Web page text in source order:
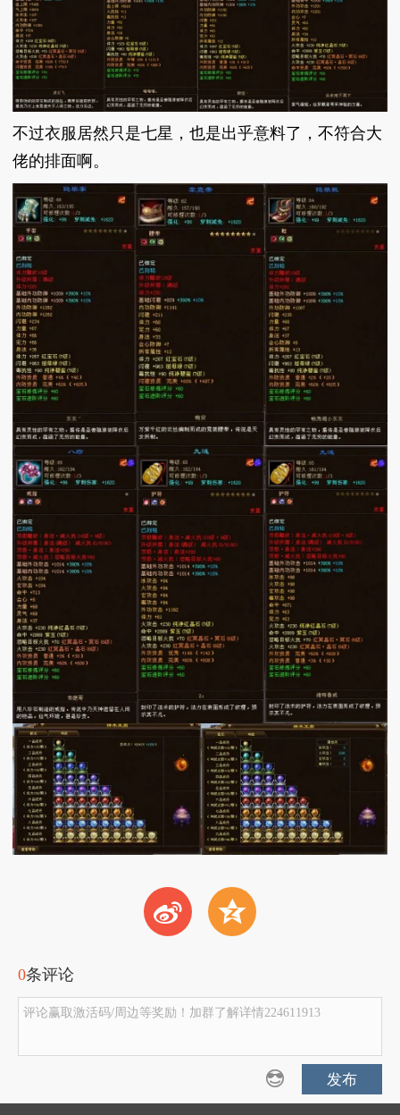
不过衣服居然只是七星，也是出乎意料了，不符合大
佬的排面啊。
t z
0条评论
评论赢取激活码/周边等奖励！加群了解详情224611913
发布